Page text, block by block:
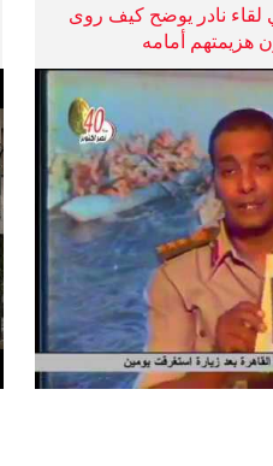
قناة السويس
نادر يوضح كيف روى
هزيمتهم أمامه